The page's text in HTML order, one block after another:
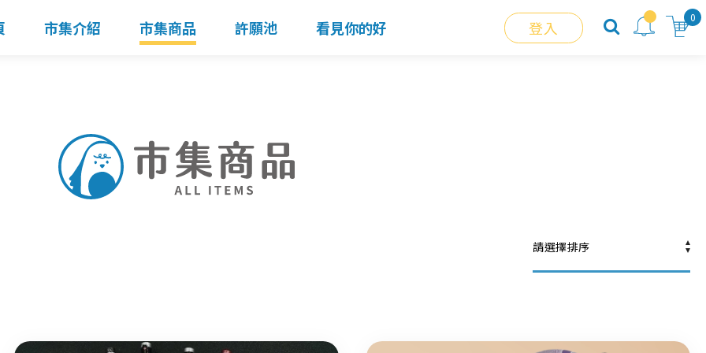
市集介紹 市集商品 許願池 看見你的好 登入
0
請選擇排序